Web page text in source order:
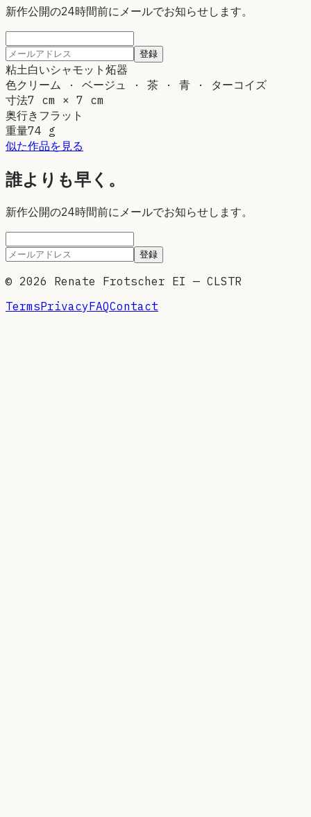
新作公開の24時間前にメールでお知らせします。
登録
粘土白いシャモット炻器
色クリーム · ベージュ · 茶 · 青 · ターコイズ
寸法7 cm × 7 cm
奥行き フラット
重量74 g
似た作品を見る
誰よりも早く。
新作公開の24時間前にメールでお知らせします。
登録
© 2026 Renate Frotscher EI — CLSTR
TermsPrivacyFAQContact